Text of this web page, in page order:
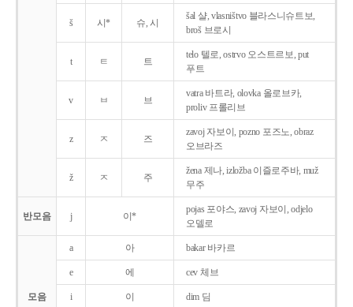
š 시* 슈, 시
šal 샬, vlasništvo 블라스니슈트보,
broš 브로시
t ㅌ 트
telo 텔로, ostrvo 오스트르보, put
푸트
v ㅂ 브
vatra 바트라, olovka 올로브카,
proliv 프롤리브
z ㅈ 즈
zavoj 자보이, pozno 포즈노, obraz
오브라즈
ž ㅈ 주
žena 제나, izložba 이즐로주바, muž
무주
반모음 j 이*
pojas 포야스, zavoj 자보이, odjelo
오델로
모음
a 아 bakar 바카르
e 에 cev 체브
i 이 dim 딤